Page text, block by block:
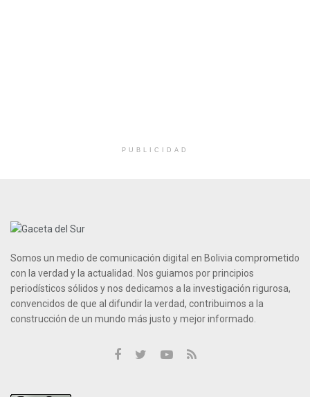
PUBLICIDAD
Somos un medio de comunicación digital en Bolivia comprometido
con la verdad y la actualidad. Nos guiamos por principios
periodísticos sólidos y nos dedicamos a la investigación rigurosa,
convencidos de que al difundir la verdad, contribuimos a la
construcción de un mundo más justo y mejor informado.